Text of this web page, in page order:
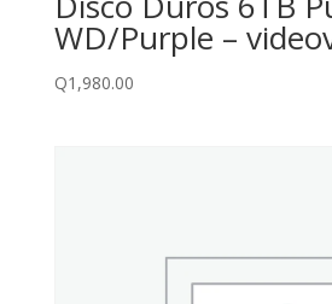
WD/Purple –
Q1,980.00